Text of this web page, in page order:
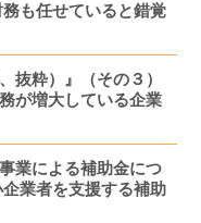
も任せていると錯覚
抜粋）』（その３）
が増大している企業
業による補助金につ
業者を支援する補助